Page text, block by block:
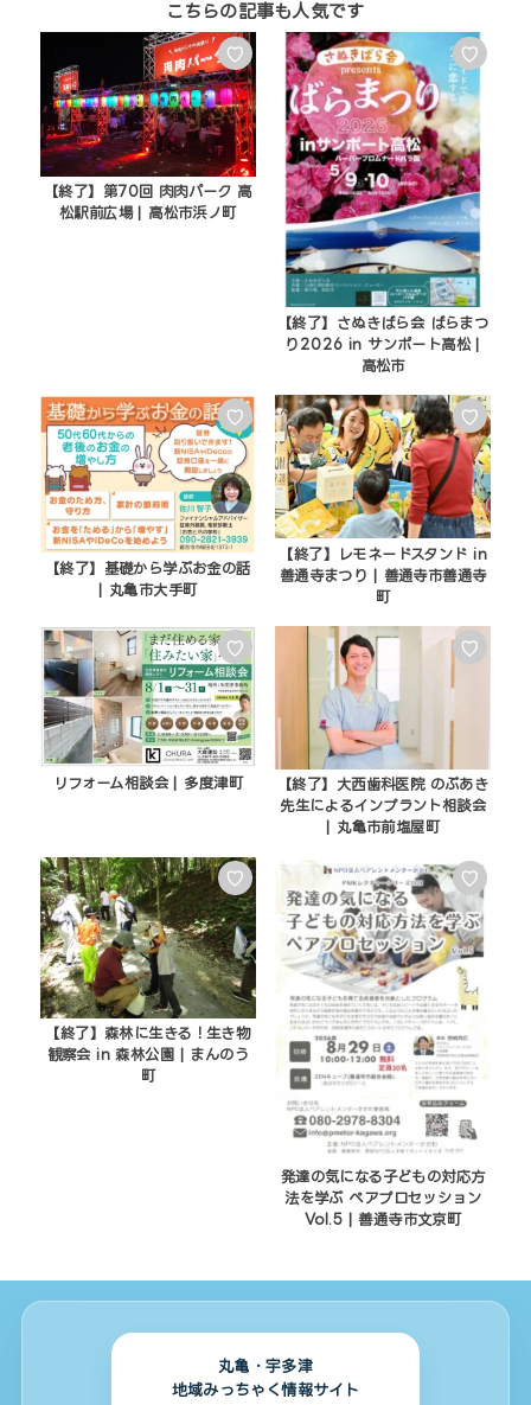
♡
【終了】第70回 肉肉パーク 高
松駅前広場 | 高松市浜ノ町
♡
【終了】さぬきばら会 ばらまつ
り2026 in サンポート高松 |
高松市
♡
【終了】基礎から学ぶお金の話
| 丸亀市大手町
♡
【終了】レモネードスタンド in
善通寺まつり | 善通寺市善通寺
町
♡
リフォーム相談会 | 多度津町
♡
【終了】大西歯科医院 のぶあき
先生によるインプラント相談会
| 丸亀市前塩屋町
♡
【終了】森林に生きる！生き物
観察会 in 森林公園 | まんのう
町
♡
発達の気になる子どもの対応方
法を学ぶ ペアプロセッション
Vol.5 | 善通寺市文京町
丸亀・宇多津
地域みっちゃく情報サイト